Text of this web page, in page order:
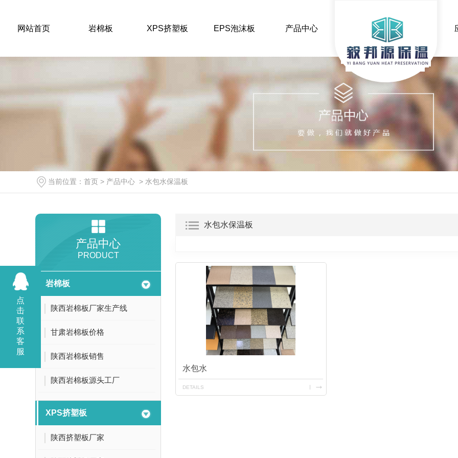
网站首页 岩棉板 XPS挤塑板 EPS泡沫板 产品中心
岩棉板
甘肃岩棉板价格
陕西岩棉板源头工厂
防火保温岩棉板厂家
陕西保温材料生产厂家岩棉板厂家批发
XPS挤塑板
陕西挤塑板供应，挤塑板价格
陕西外墙保温板厂家XPS挤塑板厂家
热点 行业新闻
保温常识 时事聚焦
当前位置： 首页 > 产品中心 > 水包水保温板
产品中心
PRODUCT
岩棉板
陕西岩棉板厂家生产线
甘肃岩棉板价格
陕西岩棉板销售
陕西岩棉板源头工厂
XPS挤塑板
陕西挤塑板厂家
水包水保温板
水包水
DETAILS
点
击
联
系
客
服